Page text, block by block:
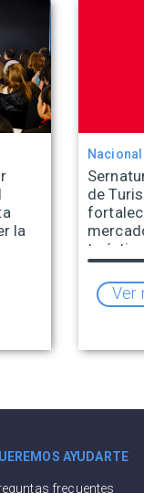
la
Nacional
de
turística
Ver
AYUDARTE
frecuentes